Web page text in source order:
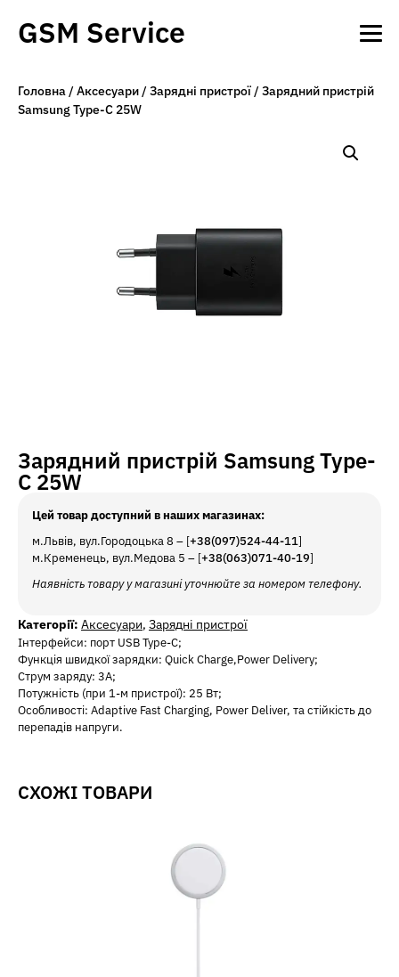
GSM Service
Головна/Аксесуари/Зарядні пристрої/ Зарядний пристрій
Samsung Type-C 25W
Зарядний пристрій Samsung Type-
C 25W
Цей товар доступний в наших магазинах:
м.Львів, вул.Городоцька 8 – [+38(097)524-44-11]
м.Кременець, вул.Медова 5 – [+38(063)071-40-19]
Наявність товару у магазині уточнюйте за номером телефону.
Категорії: Аксесуари, Зарядні пристрої
Iнтерфейси: порт USB Type-С;
Функція швидкої зарядки: Quick Charge,Power Delivery;
Струм заряду: 3A;
Потужність (при 1-м пристрої): 25 Вт;
Особливості: Adaptive Fast Charging, Power Deliver, та стійкість до
перепадів напруги.
СХОЖІ ТОВАРИ